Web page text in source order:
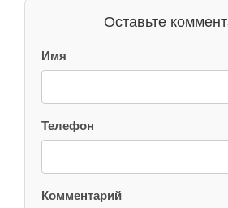
Оставьте
Имя
Телефон
Комментарий